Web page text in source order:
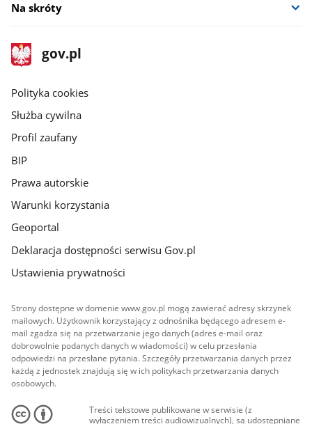
Na skróty
stopka
gov.pl
Strona
gov.pl
gov.pl
Polityka cookies
Służba cywilna
Profil zaufany
BIP
Prawa autorskie
Warunki korzystania
Geoportal
Deklaracja dostępności serwisu Gov.pl
Ustawienia prywatności
Strony dostępne w domenie www.gov.pl mogą zawierać adresy skrzynek
mailowych. Użytkownik korzystający z odnośnika będącego adresem e-
mail zgadza się na przetwarzanie jego danych (adres e-mail oraz
dobrowolnie podanych danych w wiadomości) w celu przesłania
odpowiedzi na przesłane pytania. Szczegóły przetwarzania danych przez
każdą z jednostek znajdują się w ich politykach przetwarzania danych
osobowych.
Treści tekstowe publikowane w serwisie (z
wyłączeniem treści audiowizualnych), są udostępniane